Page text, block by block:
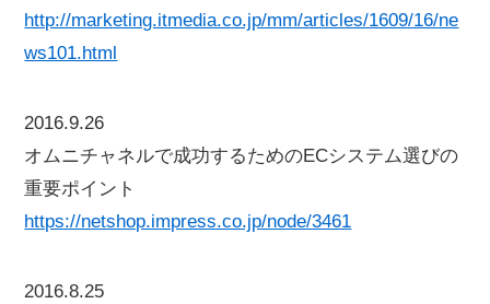
http://marketing.itmedia.co.jp/mm/articles/1609/16/ne
ws101.html
2016.9.26
オムニチャネルで成功するためのECシステム選びの
重要ポイント
https://netshop.impress.co.jp/node/3461
2016.8.25